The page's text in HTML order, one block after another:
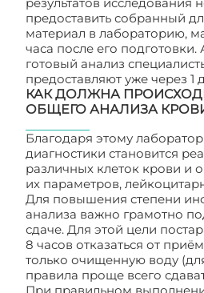
предоставить собранный
материал в лабораторию,
часа после его
готовый анализ
предоставляют уже через 1
КАК ДОЛЖНА
ОБЩЕГО АНАЛИЗА
Благодаря этому
диагностики становится
различных клеток крови и
их параметров,
Для повышения степени
анализа важно грамотно
сдаче. Для этой цели
8 часов отказаться от
только очищенную воду
правила проще всего